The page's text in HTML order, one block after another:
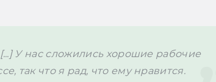
У нас сложились хорошие рабочие